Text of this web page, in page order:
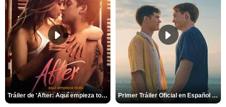
Tráiler de 'After: Aquí empieza todo' Primer Tráiler Oficial en Español de 'Heartstopper Forever'